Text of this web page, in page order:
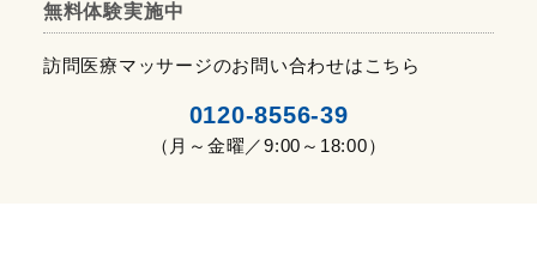
無料体験実施中
訪問医療マッサージのお問い合わせはこちら
0120-8556-39
（月～金曜／9:00～18:00）